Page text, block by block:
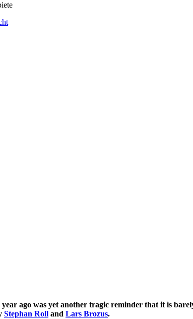
ago was yet another tragic reminder that it is
Stephan Roll and Lars Brozus.